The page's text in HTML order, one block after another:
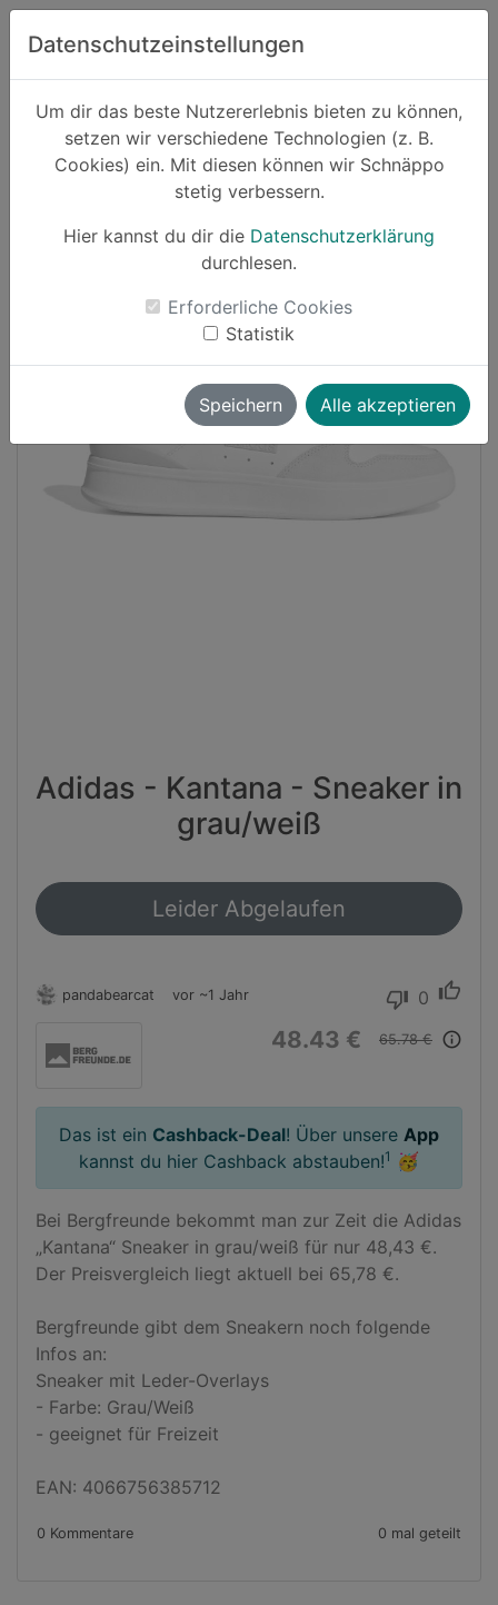
Zum Hauptinhalt springen
Datenschutzeinstellungen
Um dir das beste Nutzererlebnis bieten zu können,
setzen wir verschiedene Technologien (z. B.
Cookies) ein. Mit diesen können wir Schnäppo
stetig verbessern.
Hier kannst du dir die Datenschutzerklärung
durchlesen.
Erforderliche Cookies
Statistik
Speichern Alle akzeptieren
Suchen
Schnäppchen Mode
Cashback
Adidas - Kantana - Sneaker in
grau/weiß
Leider Abgelaufen
pandabearcat vor ~1 Jahr thumb_down 0 thumb_up
48.43 € 65.78 € info_outline
Das ist ein Cashback-Deal! Über unsere App
kannst du hier Cashback abstauben!1 🥳
Bei Bergfreunde bekommt man zur Zeit die Adidas
„Kantana“ Sneaker in grau/weiß für nur 48,43 €.
Der Preisvergleich liegt aktuell bei 65,78 €.
Bergfreunde gibt dem Sneakern noch folgende
Infos an:
Sneaker mit Leder-Overlays
- Farbe: Grau/Weiß
- geeignet für Freizeit
EAN: 4066756385712
0 Kommentare 0 mal geteilt